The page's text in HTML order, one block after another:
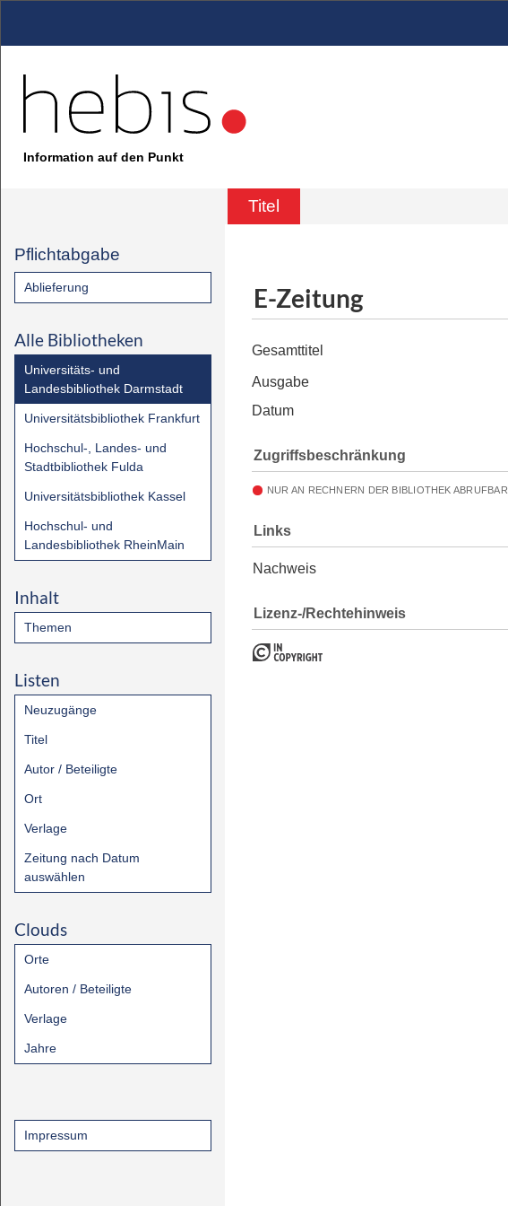
Information auf den Punkt
Titel
Pflichtabgabe
Ablieferung
Alle Bibliotheken
Universitäts- und
Landesbibliothek Darmstadt
Universitätsbibliothek Frankfurt
Hochschul-, Landes- und
Stadtbibliothek Fulda
Universitätsbibliothek Kassel
Hochschul- und
Landesbibliothek RheinMain
Inhalt
Themen
Listen
Neuzugänge
Titel
Autor / Beteiligte
Ort
Verlage
Zeitung nach Datum
auswählen
Clouds
Orte
Autoren / Beteiligte
Verlage
Jahre
Impressum
E-Zeitung
Gesamttitel
Ausgabe
Datum
Zugriffsbeschränkung
NUR AN RECHNERN DER BIBLIOTHEK ABRUFBAR
Links
Nachweis
Lizenz-/Rechtehinweis